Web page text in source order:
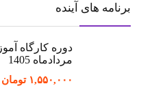
برنامه های آینده
دوره کارگاه
مردادماه 1405
۱,۵۵۰,۰۰۰ تومان